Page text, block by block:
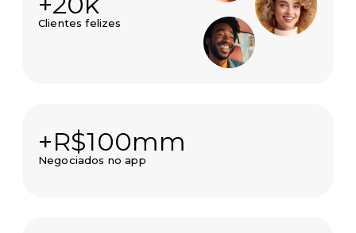
Clientes felizes
+R$100mm
Negociados no app